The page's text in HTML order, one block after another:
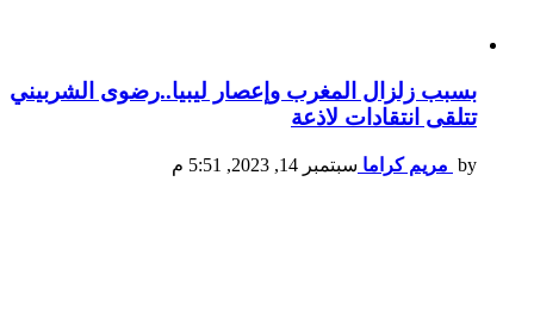
بسبب زلزال المغرب وإعصار ليبيا..رضوى الشربيني
تتلقى انتقادات لاذعة
by مريم كراما سبتمبر 14, 2023, 5:51 م